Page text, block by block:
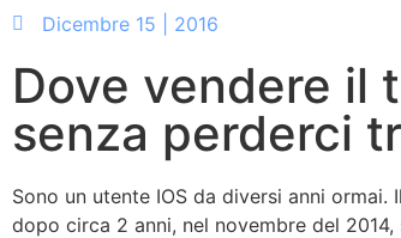
Dicembre 15 | 2016
Dove vendere il
senza perderci
Sono un utente IOS da diversi anni
dopo circa 2 anni, nel novembre del